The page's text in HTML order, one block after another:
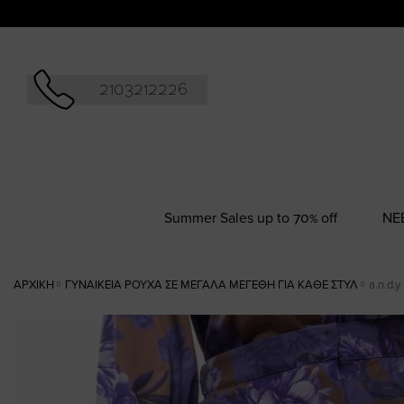
2103212226
Summer Sales up to 70% off
ΑΡΧΙΚΉ ΓΥΝΑΙΚΕΊΑ ΡΟΎΧΑ ΣΕ ΜΕΓΆΛΑ ΜΕΓΈΘΗ ΓΙΑ ΚΆΘΕ ΣΤΥΛ